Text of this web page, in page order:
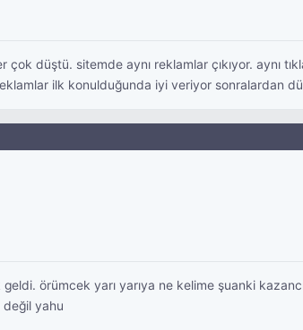
çok düştü. sitemde aynı reklamlar çıkıyor. aynı
ilk konulduğunda iyi veriyor sonralardan
örümcek yarı yarıya ne kelime şuanki
değil yahu